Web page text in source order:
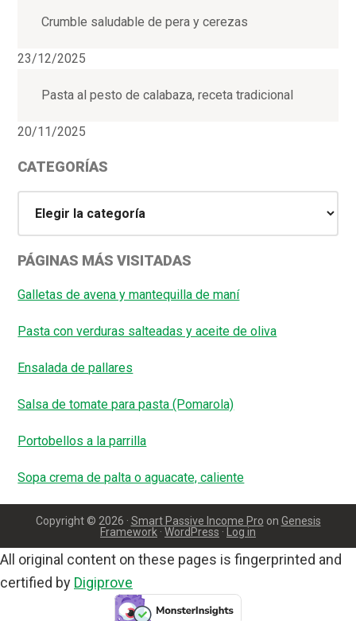
Crumble saludable de pera y cerezas
23/12/2025
Pasta al pesto de calabaza, receta tradicional
20/11/2025
CATEGORÍAS
PÁGINAS MÁS VISITADAS
Galletas de avena y mantequilla de maní
Pasta con verduras salteadas y aceite de oliva
Ensalada de pallares
Salsa de tomate para pasta (Pomarola)
Portobellos a la parrilla
Sopa crema de palta o aguacate, caliente
Copyright © 2026 · Smart Passive Income Pro on Genesis
Framework · WordPress · Log in
All original content on these pages is fingerprinted and
certified by Digiprove